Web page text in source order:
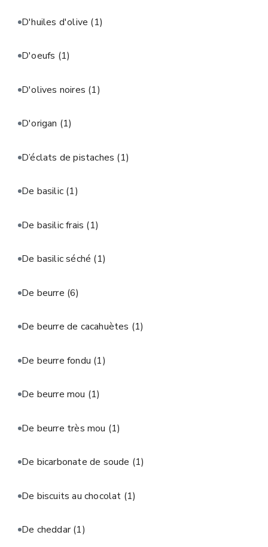
D'huiles d'olive (1)
D'oeufs (1)
D'olives noires (1)
D'origan (1)
D’éclats de pistaches (1)
De basilic (1)
De basilic frais (1)
De basilic séché (1)
De beurre (6)
De beurre de cacahuètes (1)
De beurre fondu (1)
De beurre mou (1)
De beurre très mou (1)
De bicarbonate de soude (1)
De biscuits au chocolat (1)
De cheddar(1)